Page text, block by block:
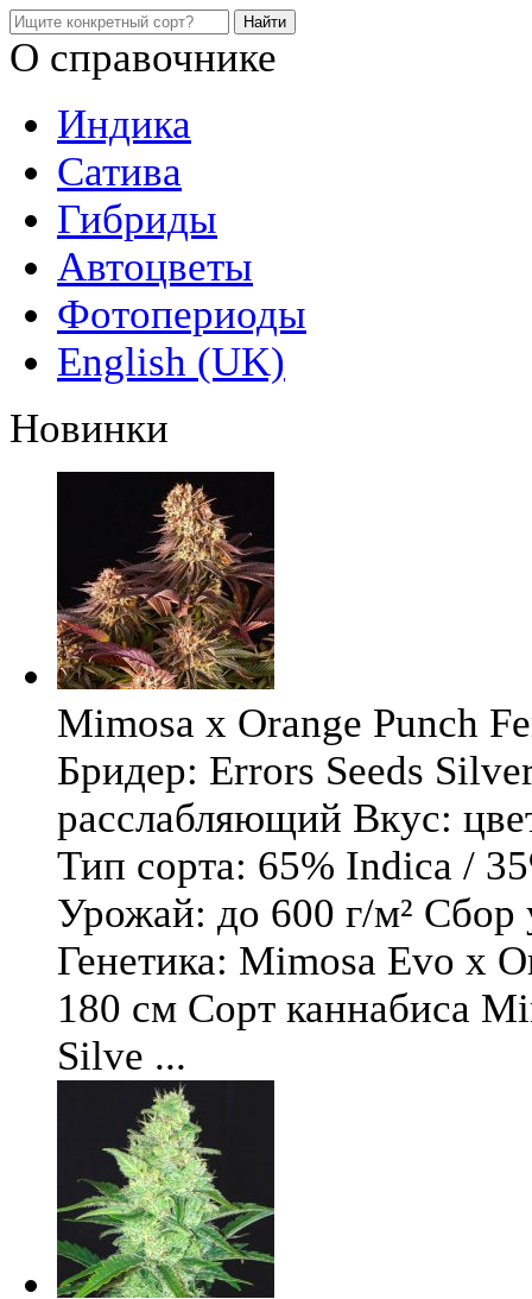
О справочнике
Индика
Сатива
Гибриды
Автоцветы
Фотопериоды
English (UK)
Новинки
Mimosa x Orange Punch
Бридер: Errors Seeds
расслабляющий Вкус:
Тип сорта: 65% Indica /
Урожай: до 600 г/м² Сбор
Генетика: Mimosa Evo x
180 см Сорт каннабиса
Silve ...